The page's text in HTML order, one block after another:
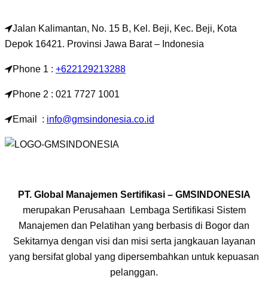
Jalan Kalimantan, No. 15 B, Kel. Beji, Kec. Beji, Kota
Depok 16421. Provinsi Jawa Barat – Indonesia
Phone 1 : +622129213288
Phone 2 : 021 7727 1001
Email : info@gmsindonesia.co.id
PT. Global Manajemen Sertifikasi – GMSINDONESIA
merupakan Perusahaan Lembaga Sertifikasi Sistem
Manajemen dan Pelatihan yang berbasis di Bogor dan
Sekitarnya dengan visi dan misi serta jangkauan layanan
yang bersifat global yang dipersembahkan untuk kepuasan
pelanggan.